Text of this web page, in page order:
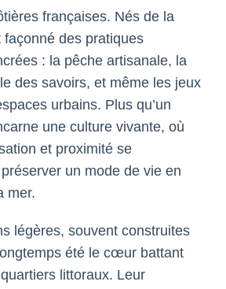
françaises. Nés de la
façonné des pratiques
: la pêche artisanale, la
des savoirs, et même les jeux
urbains. Plus qu’un
une culture vivante, où
et proximité se
un mode de vie en
mer.
légères, souvent construites
été le cœur battant
littoraux. Leur